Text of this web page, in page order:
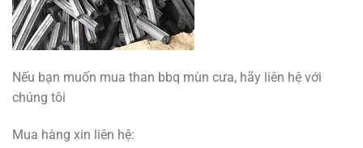
Nếu bạn muốn mua than bbq mùn cưa, hãy liên hệ với
chúng tôi
Mua hàng xin liên hệ: